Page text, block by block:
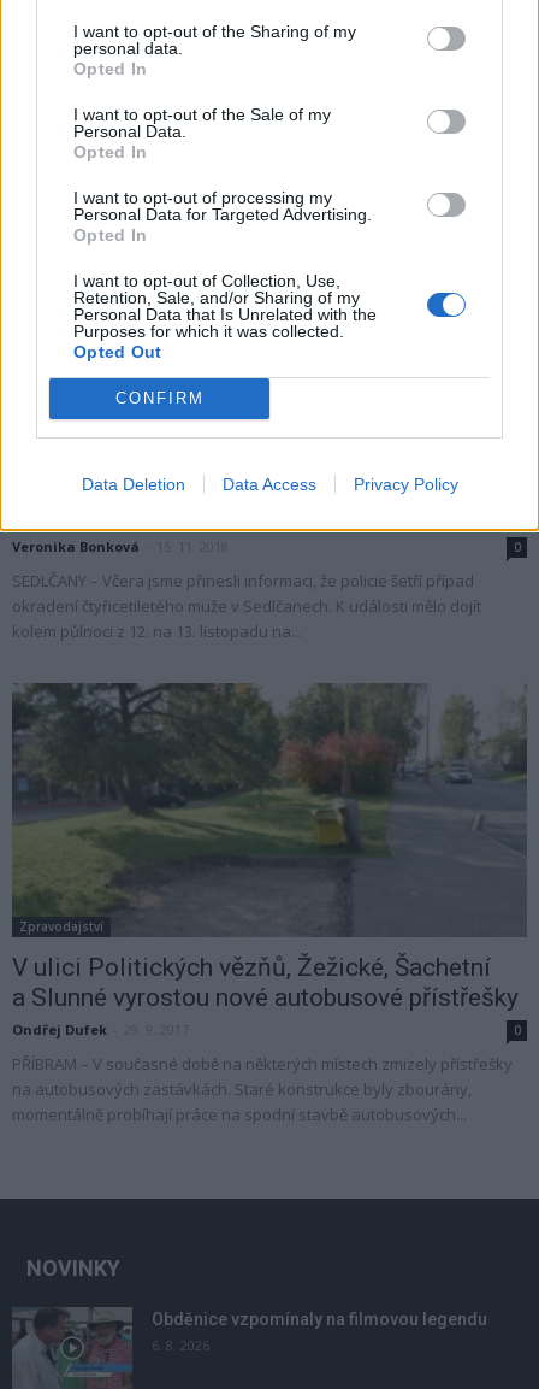
I want to opt-out of the Sharing of my
personal data.
Opted In
I want to opt-out of the Sale of my
Personal Data.
Opted In
I want to opt-out of processing my
Personal Data for Targeted Advertising.
Opted In
I want to opt-out of Collection, Use,
Retention, Sale, and/or Sharing of my
Personal Data that Is Unrelated with the
Purposes for which it was collected.
Opted Out
CONFIRM
Data Deletion Data Access Privacy Policy
Letošní léto je ve znamení stoupajícího
vandalismu
PŘÍBRAM - Město se v poslední době potýká s poměrně velkou mírou
vandalismu a to jak například se sprejerstvím, tak i dalším podobami
Veronika Bonková 0
SEDLČANY – Včera jsme přinesli informaci, že policie šetří případ
okradení čtyřicetiletého muže v Sedlčanech. K události mělo dojít
kolem půlnoci z 12. na 13. listopadu na...
Zpravodajství
V ulici Politických vězňů, Žežické, Šachetní
a Slunné vyrostou nové autobusové přístřešky
Ondřej Dufek 0
PŘÍBRAM – V současné době na některých místech zmizely přístřešky
na autobusových zastávkách. Staré konstrukce byly zbourány,
momentálně probíhají práce na spodní stavbě autobusových...
NOVINKY
Obděnice vzpomínaly na filmovou legendu
6. 8. 2026